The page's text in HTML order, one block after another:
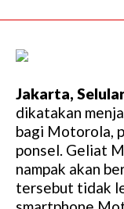
Jakarta,
dikatakan
bagi Motorola,
ponsel. Geliat
nampak akan
tersebut tidak